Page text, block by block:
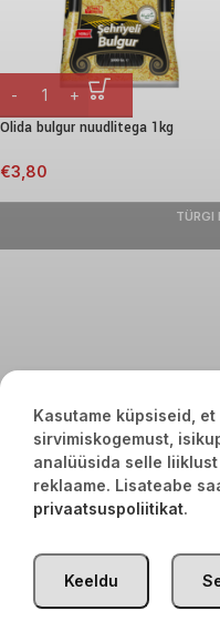
Olida bulgur nuudlitega 1kg
€3,80
TÜRGI
Kasutame küpsiseid,
sirvimiskogemust,
analüüsida selle
reklaame. Lisateabe
privaatsuspoliitikat.
Keeldu